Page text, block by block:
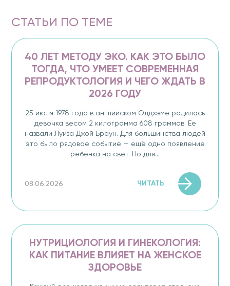
СТАТЬИ ПО ТЕМЕ
40 ЛЕТ МЕТОДУ ЭКО. КАК ЭТО БЫЛО
ТОГДА, ЧТО УМЕЕТ СОВРЕМЕННАЯ
РЕПРОДУКТОЛОГИЯ И ЧЕГО ЖДАТЬ В
2026 ГОДУ
25 июля 1978 года в английском Олдхэме родилась
девочка весом 2 килограмма 608 граммов. Ее
назвали Луиза Джой Браун. Для большинства людей
это было рядовое событие — ещё одно появление
ребёнка на свет. Но для...
08.06.2026 ЧИТАТЬ
НУТРИЦИОЛОГИЯ И ГИНЕКОЛОГИЯ:
КАК ПИТАНИЕ ВЛИЯЕТ НА ЖЕНСКОЕ
ЗДОРОВЬЕ